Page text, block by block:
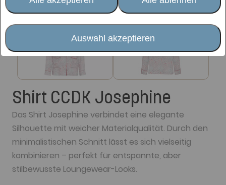
Auswahl akzeptieren
Shirt CCDK Josephine
Das Shirt Josephine verbindet eine elegante
Silhouette mit weicher Materialqualität. Durch den
minimalistischen Schnitt lässt es sich vielseitig
kombinieren – perfekt für entspannte, aber
stilbewusste Loungewear-Looks.